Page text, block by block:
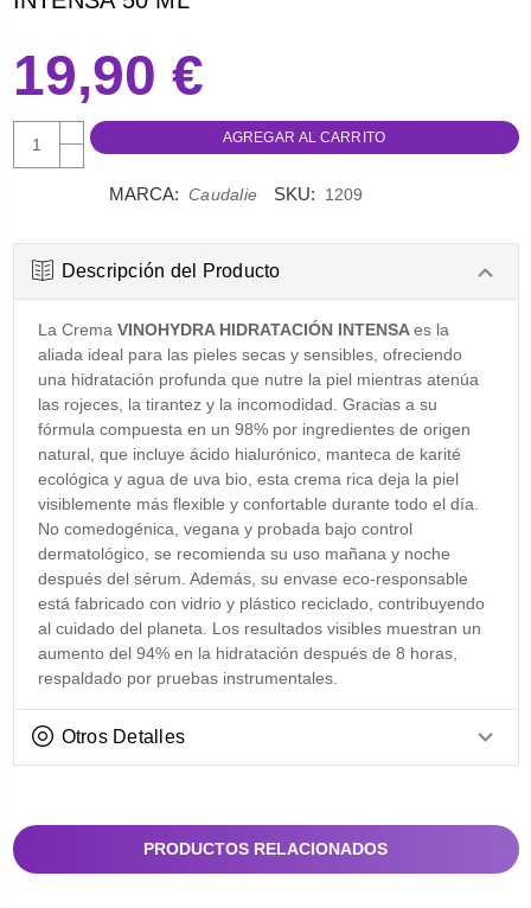
19,90 €
AUMENTAR
CANTIDAD:
DISMINUIR
MARCA: Caudalie SKU: 1209
Descripción del Producto
La Crema VINOHYDRA HIDRATACIÓN INTENSAes la
aliada ideal para las pieles secas y sensibles, ofreciendo
una hidratación profunda que nutre la piel mientras atenúa
las rojeces, la tirantez y la incomodidad. Gracias a su
fórmula compuesta en un 98% por ingredientes de origen
natural, que incluye ácido hialurónico, manteca de karité
ecológica y agua de uva bio, esta crema rica deja la piel
visiblemente más flexible y confortable durante todo el día.
No comedogénica, vegana y probada bajo control
dermatológico, se recomienda su uso mañana y noche
después del sérum. Además, su envase eco-responsable
está fabricado con vidrio y plástico reciclado, contribuyendo
al cuidado del planeta. Los resultados visibles muestran un
aumento del 94% en la hidratación después de 8 horas,
respaldado por pruebas instrumentales.
Otros Detalles
PRODUCTOS RELACIONADOS